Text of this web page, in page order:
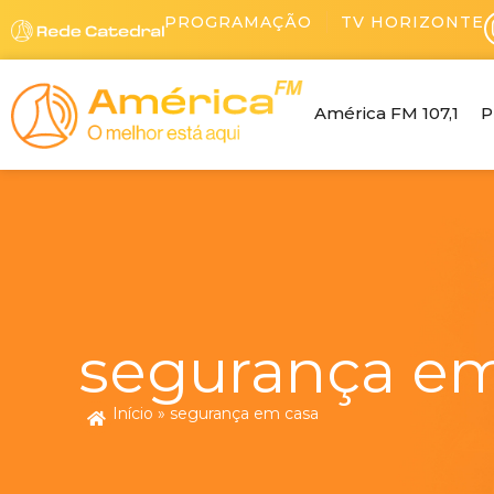
para
conteúdo
PROGRAMAÇÃO TV HORIZONTE
América FM 107,1
segurança
Início » segurança em casa